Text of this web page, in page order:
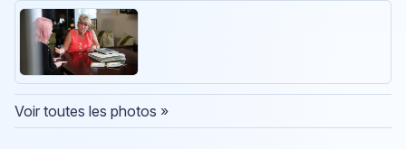
Voir toutes les photos »